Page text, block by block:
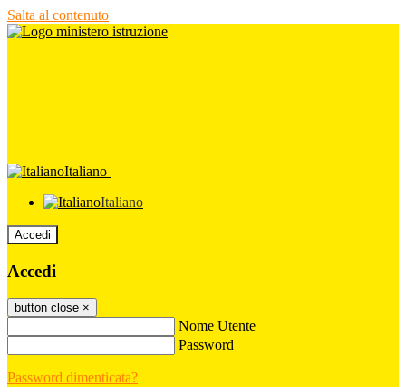
Salta al contenuto
Italiano
Italiano
Accedi
Accedi
button close ×
Nome Utente
Password
Password dimenticata?